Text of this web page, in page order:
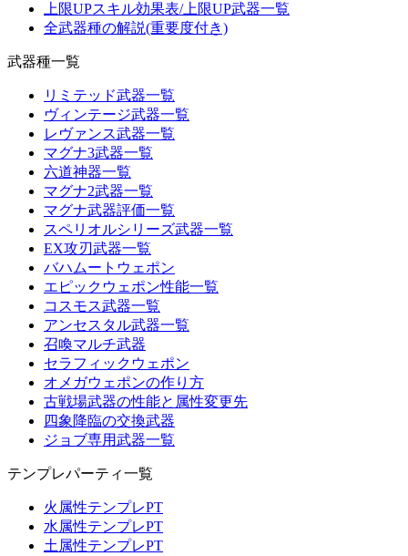
上限UPスキル効果表/上限UP武器一覧
全武器種の解説(重要度付き)
武器種一覧
リミテッド武器一覧
ヴィンテージ武器一覧
レヴァンス武器一覧
マグナ3武器一覧
六道神器一覧
マグナ2武器一覧
マグナ武器評価一覧
スペリオルシリーズ武器一覧
EX攻刃武器一覧
バハムートウェポン
エピックウェポン性能一覧
コスモス武器一覧
アンセスタル武器一覧
召喚マルチ武器
セラフィックウェポン
オメガウェポンの作り方
古戦場武器の性能と属性変更先
四象降臨の交換武器
ジョブ専用武器一覧
テンプレパーティ一覧
火属性テンプレPT
水属性テンプレPT
土属性テンプレPT